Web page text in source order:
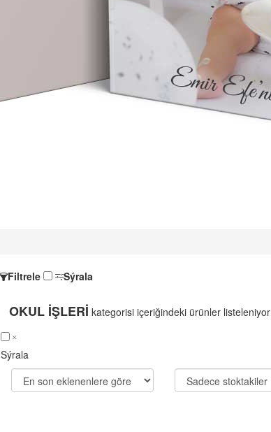
Filtrele
OKUL İŞLERİ kategorisi içeriğindeki ürünler listeleniyor
Sýrala
Sýrala